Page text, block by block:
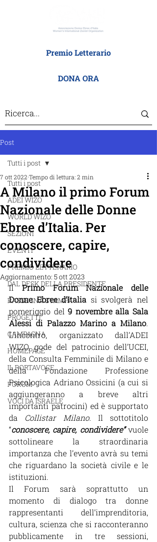
Premio Letterario
DONA ORA
Post
Tutti i post
ADEI WIZO
WORLD WIZO
SEZIONI
EVENTI
PREMIO LETTERARIO
DAL DESK DELLA PRESIDENTE
RASSEGNA STAMPA
PROGETTI
CAMPAGNA
HOMEPAGE
IL PORTAVOCE
FORUM
VOCI DA ISRAELE
Tutti i post
A Milano il primo Forum
Nazionale delle Donne
Ebree d’Italia. Per
conoscere, capire,
condividere
7 ott 2022 Tempo di lettura: 2 min
Aggiornamento: 5 ott 2023
Il Primo Forum Nazionale delle
Donne Ebree d’Italia si svolgerà nel
pomeriggio del 9 novembre alla Sala
Alessi di Palazzo Marino a Milano.
L’incontro, organizzato dall’ADEI
WIZO, gode del patrocinio dell’UCEI,
della Consulta Femminile di Milano e
della Fondazione Professione
Psicologica Adriano Ossicini (a cui si
aggiungeranno a breve altri
importanti patrocini) ed è supportato
da Collistar Milano. Il sottotitolo
“conoscere, capire, condividere” vuole
sottolineare la straordinaria
importanza che l’evento avrà su temi
che riguardano la società civile e le
istituzioni.
Il Forum sarà soprattutto un
momento di dialogo tra donne
rappresentanti dell’imprenditoria,
cultura, scienza che si racconteranno
pubblicamente in tre sessioni,